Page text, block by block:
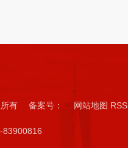
所有 备案号： 网站地图 RSS
83900816